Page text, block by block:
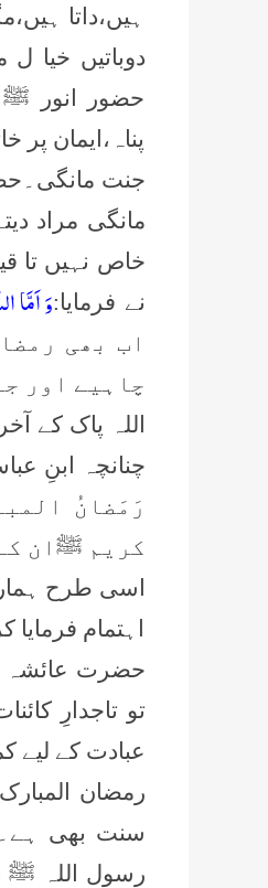
ہیں،داتا
دوباتیں خیا
حضور انور ﷺ
پناہ،ایمان
جنت
مانگی مراد
خاص نہیں تا
نے فرمایا:وَ اَمَّا
اب بھی
چاہیے اور
اللہ پاک کے
چنانچہ ابنِ
رَمَضانُ
کریم ﷺان
اسی طرح
اہتمام
حضرت عائشہ
تو تاجدارِ
عبادت کے لیے
رمضان
سنت بھی
رسول اللہ ﷺ